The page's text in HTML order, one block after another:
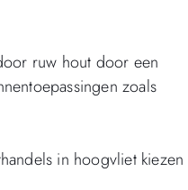
ruw hout door een
zoals
in hoogvliet kiezen